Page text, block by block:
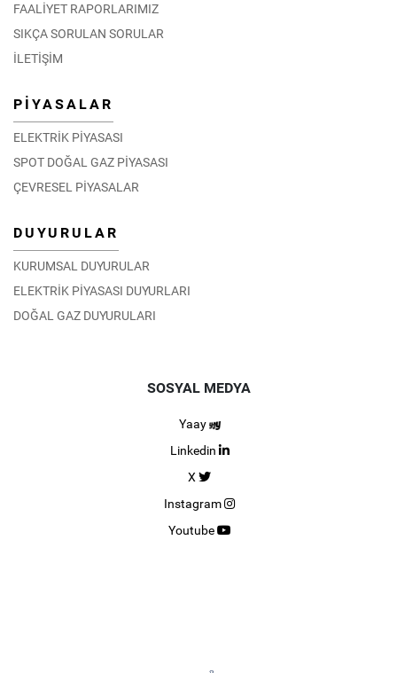
FAALİYET RAPORLARIMIZ
SIKÇA SORULAN SORULAR
İLETİŞİM
PİYASALAR
ELEKTRİK PİYASASI
SPOT DOĞAL GAZ PİYASASI
ÇEVRESEL PİYASALAR
DUYURULAR
KURUMSAL DUYURULAR
ELEKTRİK PİYASASI DUYURLARI
DOĞAL GAZ DUYURULARI
SOSYAL MEDYA
Yaay
Linkedin
X
Instagram
Youtube